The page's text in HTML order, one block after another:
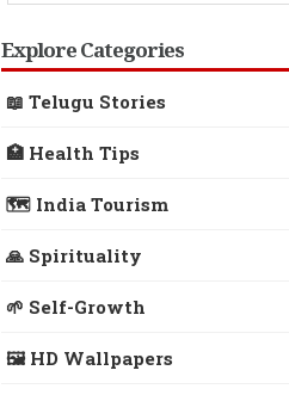
Explore Categories
📖 Telugu Stories
🏥 Health Tips
🗺️ India Tourism
🙏 Spirituality
🌱 Self-Growth
🖼️ HD Wallpapers